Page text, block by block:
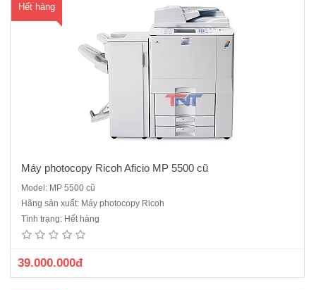
Hết hàng
Máy photocopy Ricoh Aficio MP 5500 cũ
Model: MP 5500 cũ
Hãng sản xuất: Máy photocopy Ricoh
Tình trạng: Hết hàng
39.000.000đ
Máy photocopy Ricoh Aficio MP 2060 cũ đây dòng máy công nghiệp
sản xuất năm 2010 ,hiện nay máy cũ nhâp khẩu đã không nhập
nữa. Chức năng chính: PhotocopyMáy Photocopy kỹ thuật số, Laser
trắng đenBộ tự động nạp và đảo 2 mặt bản gốc (ARDF)Bộ tự độ..